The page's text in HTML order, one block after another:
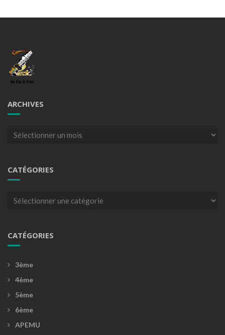
ARCHIVES
Archives
CATÉGORIES
Catégories
CATÉGORIES
3ème
4ème
5ème
6ème
APEMU